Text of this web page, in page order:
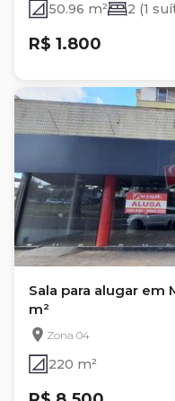
50.96 m² 2 (1
R$ 1.800
Sala para alugar em
m²
Zona 04
220 m²